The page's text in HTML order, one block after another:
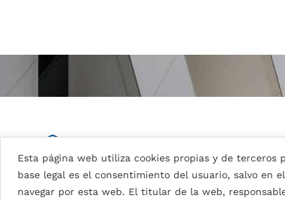
Esta página web utiliza cookies propias y de terceros
base legal es el consentimiento del usuario, salvo en
navegar por esta web. El titular de la web,
Detalles de la pintura